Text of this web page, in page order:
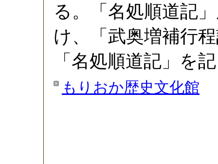
る。「名処順道記
け、「武奥増補行
「名処順道記」を
もりおか歴史文化館